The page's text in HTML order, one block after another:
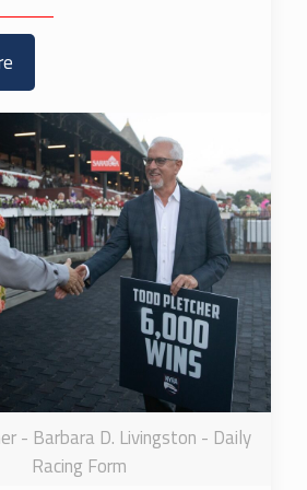
- Barbara D. Livingston - Daily
Racing Form